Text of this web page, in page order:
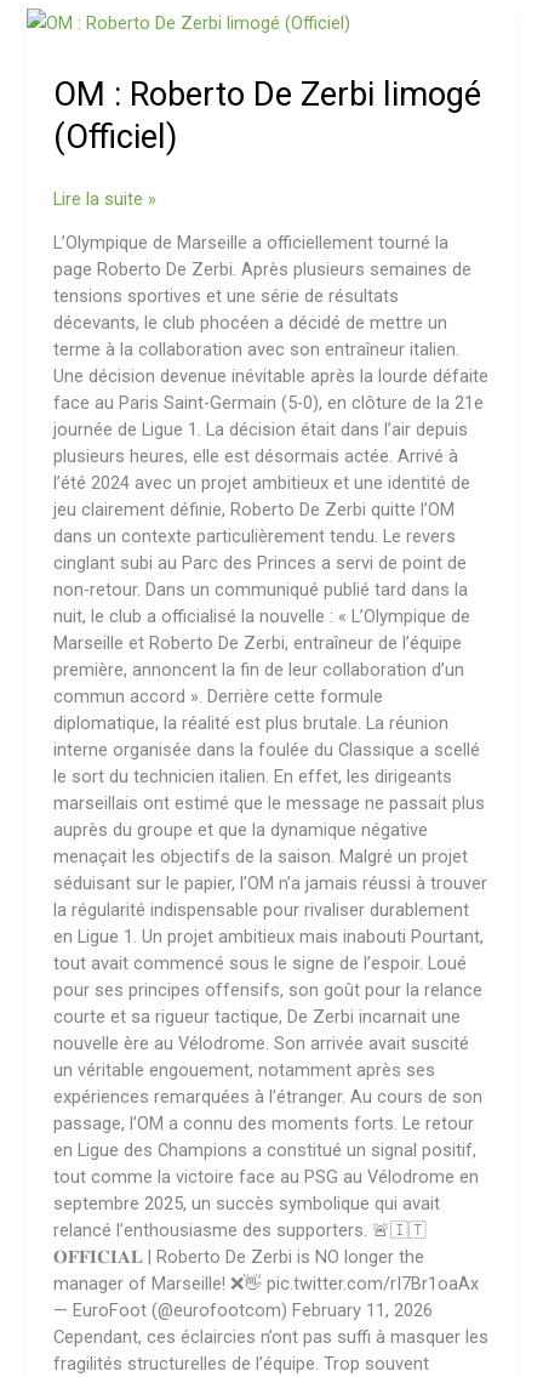
OM : Roberto De Zerbi limogé
(Officiel)
OM
De
Zerbi
limogé
Lire la suite »
L’Olympique de Marseille a officiellement tourné la
page Roberto De Zerbi. Après plusieurs semaines de
tensions sportives et une série de résultats
décevants, le club phocéen a décidé de mettre un
terme à la collaboration avec son entraîneur italien.
Une décision devenue inévitable après la lourde défaite
face au Paris Saint-Germain (5-0), en clôture de la 21e
journée de Ligue 1. La décision était dans l’air depuis
plusieurs heures, elle est désormais actée. Arrivé à
l’été 2024 avec un projet ambitieux et une identité de
jeu clairement définie, Roberto De Zerbi quitte l’OM
dans un contexte particulièrement tendu. Le revers
cinglant subi au Parc des Princes a servi de point de
non-retour. Dans un communiqué publié tard dans la
nuit, le club a officialisé la nouvelle : « L’Olympique de
Marseille et Roberto De Zerbi, entraîneur de l’équipe
première, annoncent la fin de leur collaboration d’un
commun accord ». Derrière cette formule
diplomatique, la réalité est plus brutale. La réunion
interne organisée dans la foulée du Classique a scellé
le sort du technicien italien. En effet, les dirigeants
marseillais ont estimé que le message ne passait plus
auprès du groupe et que la dynamique négative
menaçait les objectifs de la saison. Malgré un projet
séduisant sur le papier, l’OM n’a jamais réussi à trouver
la régularité indispensable pour rivaliser durablement
en Ligue 1. Un projet ambitieux mais inabouti Pourtant,
tout avait commencé sous le signe de l’espoir. Loué
pour ses principes offensifs, son goût pour la relance
courte et sa rigueur tactique, De Zerbi incarnait une
nouvelle ère au Vélodrome. Son arrivée avait suscité
un véritable engouement, notamment après ses
expériences remarquées à l’étranger. Au cours de son
passage, l’OM a connu des moments forts. Le retour
en Ligue des Champions a constitué un signal positif,
tout comme la victoire face au PSG au Vélodrome en
septembre 2025, un succès symbolique qui avait
relancé l’enthousiasme des supporters. 🚨🇮🇹
𝐎𝐅𝐅𝐈𝐂𝐈𝐀𝐋 | Roberto De Zerbi is NO longer the
manager of Marseille! ❌👋 pic.twitter.com/rI7Br1oaAx
— EuroFoot (@eurofootcom) February 11, 2026
Cependant, ces éclaircies n’ont pas suffi à masquer les
fragilités structurelles de l’équipe. Trop souvent